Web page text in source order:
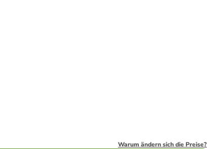
Warum ändern sich die Preise?